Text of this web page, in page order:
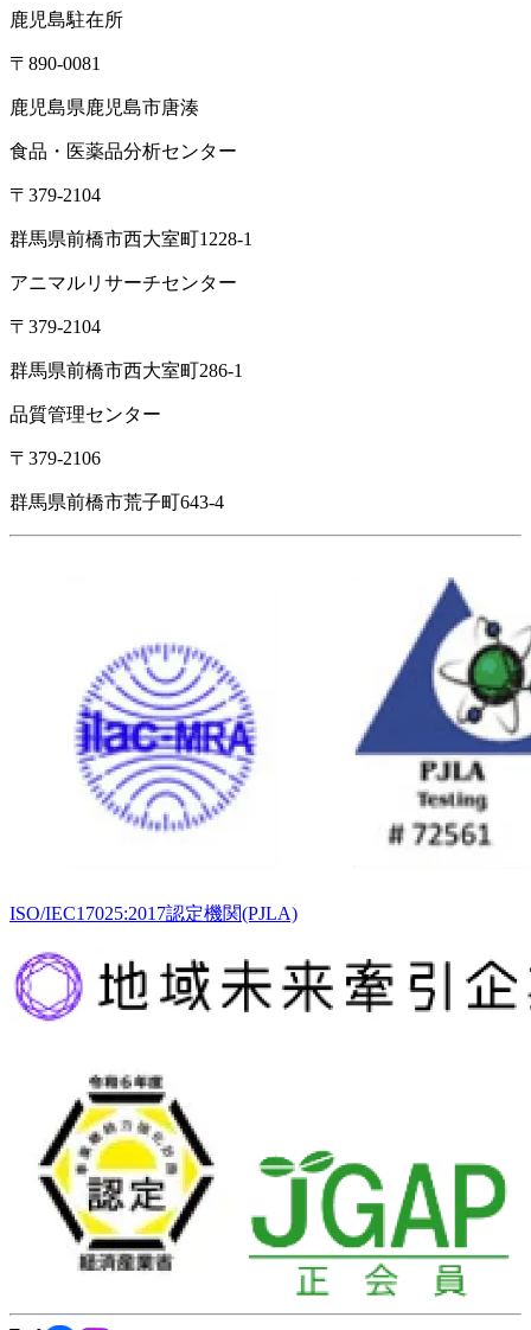
鹿児島駐在所
〒890-0081
鹿児島県鹿児島市唐湊
食品・医薬品分析センター
〒379-2104
群馬県前橋市西大室町1228-1
アニマルリサーチセンター
〒379-2104
群馬県前橋市西大室町286-1
品質管理センター
〒379-2106
群馬県前橋市荒子町643-4
ISO/IEC17025:2017認定機関(PJLA)